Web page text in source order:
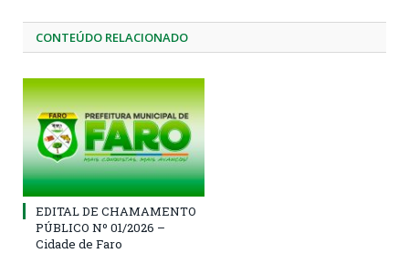
CONTEÚDO RELACIONADO
EDITAL DE CHAMAMENTO
PÚBLICO Nº 01/2026 –
Cidade de Faro